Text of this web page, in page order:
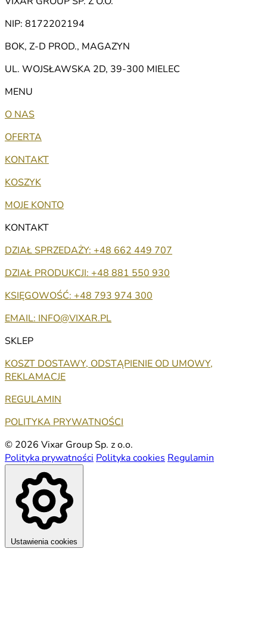
NIP: 8172202194
BOK, Z-D PROD., MAGAZYN
UL. WOJSŁAWSKA 2D, 39-300 MIELEC
MENU
O NAS
OFERTA
KONTAKT
KOSZYK
MOJE KONTO
KONTAKT
DZIAŁ SPRZEDAŻY: +48 662 449 707
DZIAŁ PRODUKCJI: +48 881 550 930
KSIĘGOWOŚĆ: +48 793 974 300
EMAIL: INFO@VIXAR.PL
SKLEP
KOSZT DOSTAWY, ODSTĄPIENIE OD UMOWY,
REKLAMACJE
REGULAMIN
POLITYKA PRYWATNOŚCI
© 2026 Vixar Group Sp. z o.o.
Polityka prywatności Polityka cookies Regulamin
Ustawienia cookies